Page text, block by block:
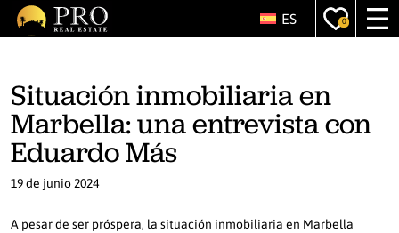
ES 0
Situación inmobiliaria en
Marbella: una entrevista con
Eduardo Más
19 de junio 2024
A pesar de ser próspera, la situación inmobiliaria en Marbella